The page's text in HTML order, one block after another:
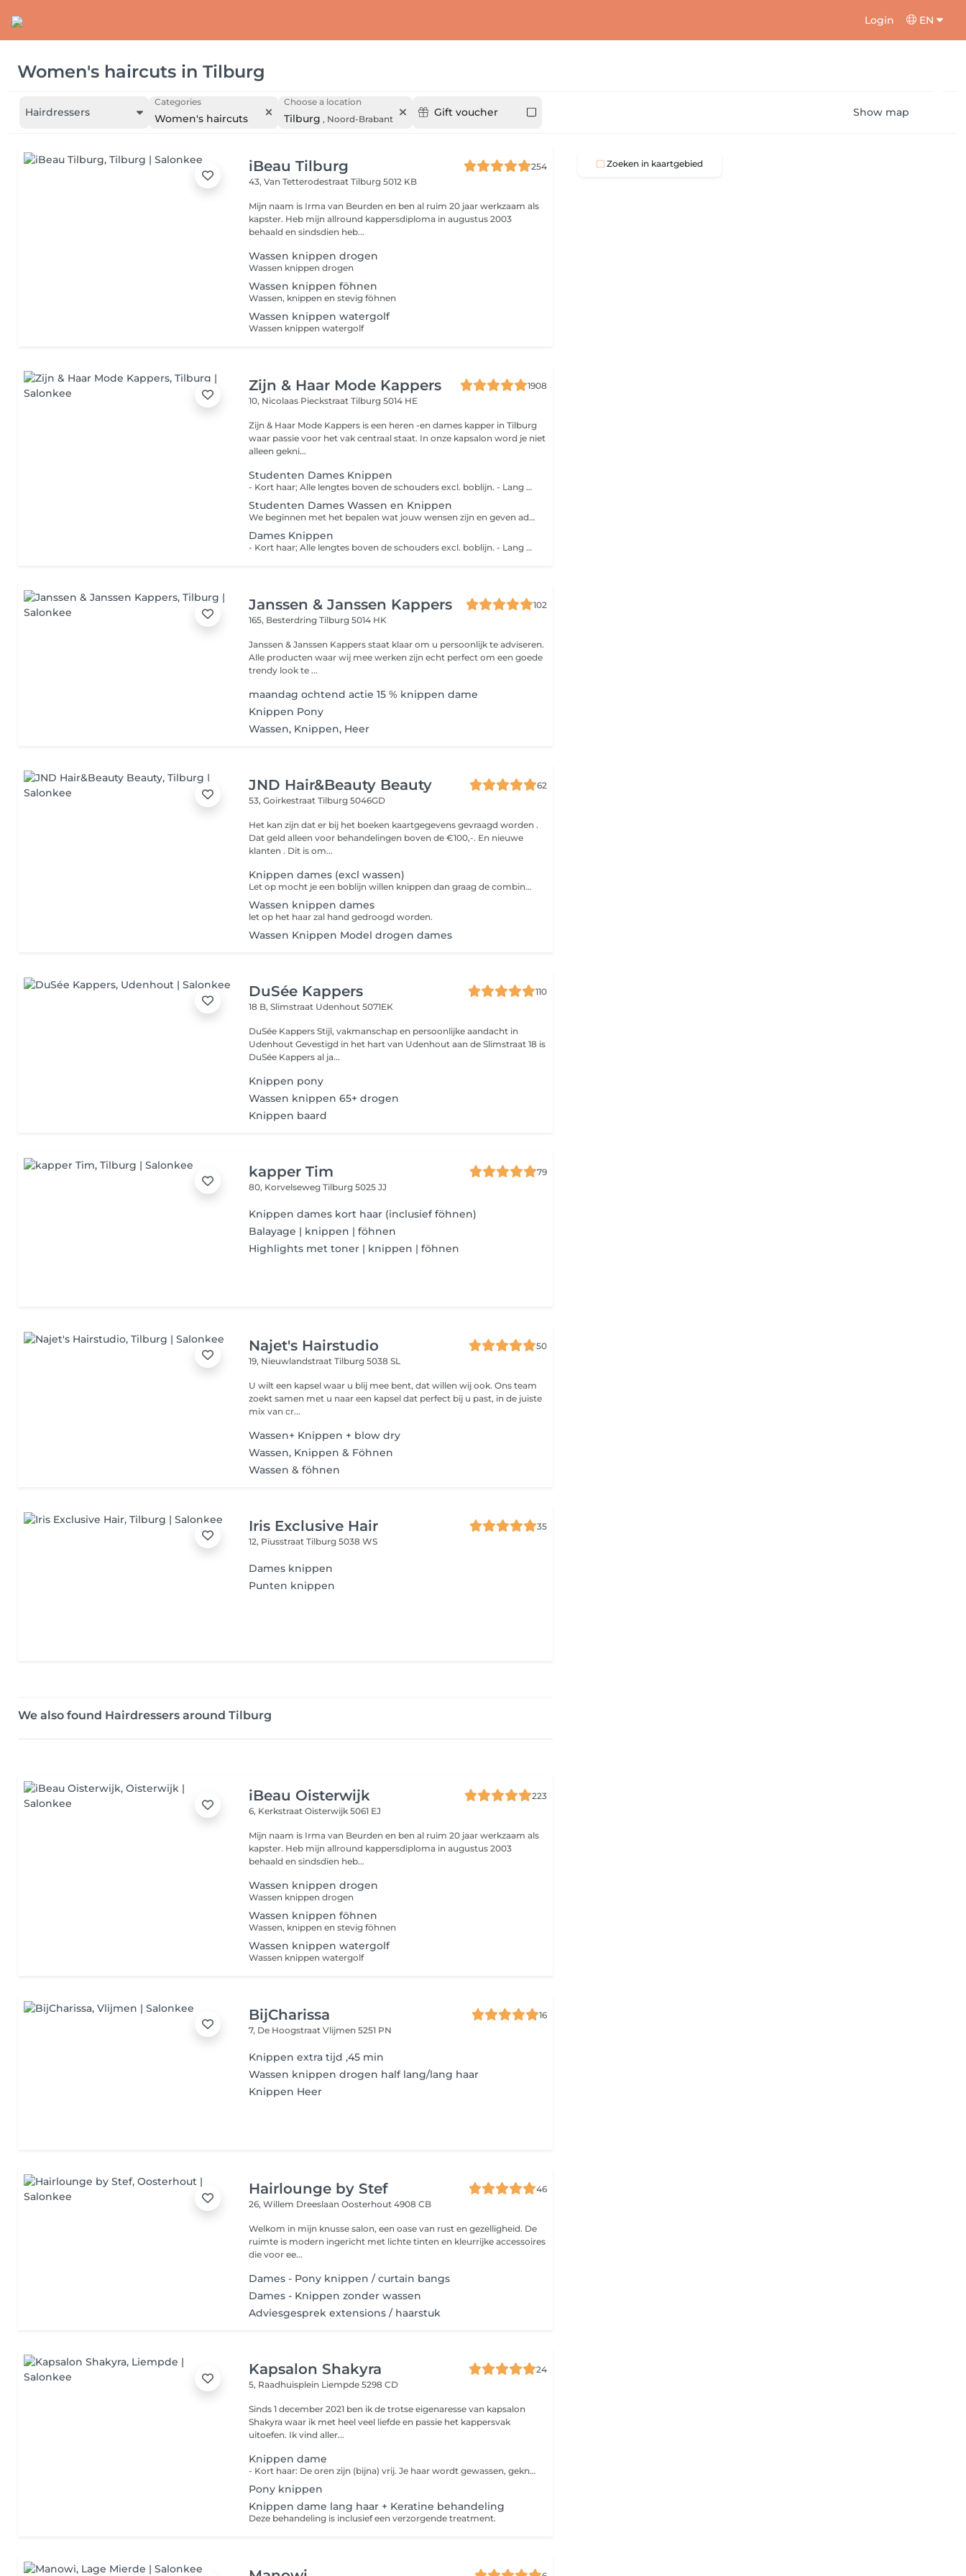
Login EN
Women's haircuts in Tilburg
Hairdressers
Categories
Women's haircuts
Choose a location
Tilburg , Noord-Brabant
Gift voucher Show map
iBeau Tilburg
254
43, Van TetterodestraatTilburg 5012 KB
Mijn naam is Irma van Beurden en ben al ruim 20 jaar werkzaam als
kapster. Heb mijn allround kappersdiploma in augustus 2003
behaald en sindsdien heb...
Wassen knippen drogen
Wassen knippen drogen
Wassen knippen föhnen
Wassen, knippen en stevig föhnen
Wassen knippen watergolf
Wassen knippen watergolf
Zijn & Haar Mode Kappers
1908
10, Nicolaas PieckstraatTilburg 5014 HE
Zijn & Haar Mode Kappers is een heren -en dames kapper in Tilburg
waar passie voor het vak centraal staat. In onze kapsalon word je niet
alleen gekni...
Studenten Dames Knippen
- Kort haar; Alle lengtes boven de schouders excl. boblijn. - Lang haar; Alle lengtes vanaf boblijn en langer.
Studenten Dames Wassen en Knippen
We beginnen met het bepalen wat jouw wensen zijn en geven advies. Daarna worden de haren gewassen met een shampoo voor jouw type haar. Je haren worden geknipt volgens het advies, daarna geblowd en afgewerkt met een finishing product. - Kort haar; Alle lengtes boven de schouders excl. boblijn. - Lang haar; Alle lengtes vanaf boblijn en langer.
Dames Knippen
- Kort haar; Alle lengtes boven de schouders excl. boblijn. - Lang haar; Alle lengtes vanaf boblijn en langer.
Janssen & Janssen Kappers
102
165, BesterdringTilburg 5014 HK
Janssen & Janssen Kappers staat klaar om u persoonlijk te adviseren.
Alle producten waar wij mee werken zijn echt perfect om een goede
trendy look te ...
maandag ochtend actie 15 % knippen dame
Knippen Pony
Wassen, Knippen, Heer
JND Hair&Beauty Beauty
62
53, GoirkestraatTilburg 5046GD
Het kan zijn dat er bij het boeken kaartgegevens gevraagd worden .
Dat geld alleen voor behandelingen boven de €100,-. En nieuwe
klanten . Dit is om...
Knippen dames (excl wassen)
Let op mocht je een boblijn willen knippen dan graag de combinatie behandeling: wassen/Knippen/Model drogen selecteren. Indien alleen een knipbeurt geselecteerd en bij aankomt bij de salon zit er product in het haar dan zal er een wasbeurt in rekening gebracht worden.
Wassen knippen dames
let op het haar zal hand gedroogd worden.
Wassen Knippen Model drogen dames
DuSée Kappers
110
18 B, Slimstraat Udenhout 5071EK
DuSée Kappers Stijl, vakmanschap en persoonlijke aandacht in
Udenhout Gevestigd in het hart van Udenhout aan de Slimstraat 18 is
DuSée Kappers al ja...
Knippen pony
Wassen knippen 65+ drogen
Knippen baard
kapper Tim
79
80, KorvelsewegTilburg 5025 JJ
Knippen dames kort haar (inclusief föhnen)
Balayage | knippen | föhnen
Highlights met toner | knippen | föhnen
Najet's Hairstudio
50
19, NieuwlandstraatTilburg 5038 SL
U wilt een kapsel waar u blij mee bent, dat willen wij ook. Ons team
zoekt samen met u naar een kapsel dat perfect bij u past, in de juiste
mix van cr...
Wassen+ Knippen + blow dry
Wassen, Knippen & Föhnen
Wassen & föhnen
Iris Exclusive Hair
35
12, PiusstraatTilburg 5038 WS
Dames knippen
Punten knippen
We also found Hairdressers around Tilburg
iBeau Oisterwijk
223
6, KerkstraatOisterwijk 5061 EJ
Mijn naam is Irma van Beurden en ben al ruim 20 jaar werkzaam als
kapster. Heb mijn allround kappersdiploma in augustus 2003
behaald en sindsdien heb...
Wassen knippen drogen
Wassen knippen drogen
Wassen knippen föhnen
Wassen, knippen en stevig föhnen
Wassen knippen watergolf
Wassen knippen watergolf
BijCharissa
16
7, De HoogstraatVlijmen 5251 PN
Knippen extra tijd ,45 min
Wassen knippen drogen half lang/lang haar
Knippen Heer
Hairlounge by Stef
46
26, Willem DreeslaanOosterhout 4908 CB
Welkom in mijn knusse salon, een oase van rust en gezelligheid. De
ruimte is modern ingericht met lichte tinten en kleurrijke accessoires
die voor ee...
Dames - Pony knippen / curtain bangs
Dames - Knippen zonder wassen
Adviesgesprek extensions / haarstuk
Kapsalon Shakyra
24
5, Raadhuisplein Liempde 5298 CD
Sinds 1 december 2021 ben ik de trotse eigenaresse van kapsalon
Shakyra waar ik met heel veel liefde en passie het kappersvak
uitoefen. Ik vind aller...
Knippen dame
- Kort haar: De oren zijn (bijna) vrij. Je haar wordt gewassen, geknipt en gedroogd. - Lang haar en boblijn pakket 'mooi' : Je haar wordt gewassen, geknipt en droog geblazen. - Lang haar en boblijn pakket 'mooier' : Je haar wordt gewassen, geknipt en gedroogd naar wens. - Lang haar en boblijn pakket 'mooist' : Je haar wordt gewassen met wasmassage, inclusief een haarmasker, je wordt geknipt en gedroogd naar wens.
Pony knippen
Knippen dame lang haar + Keratine behandeling
Deze behandeling is inclusief een verzorgende treatment.
Zoeken in kaartgebied